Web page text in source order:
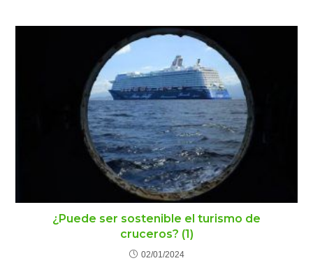
¿Puede ser sostenible el turismo de
cruceros? (1)
02/01/2024